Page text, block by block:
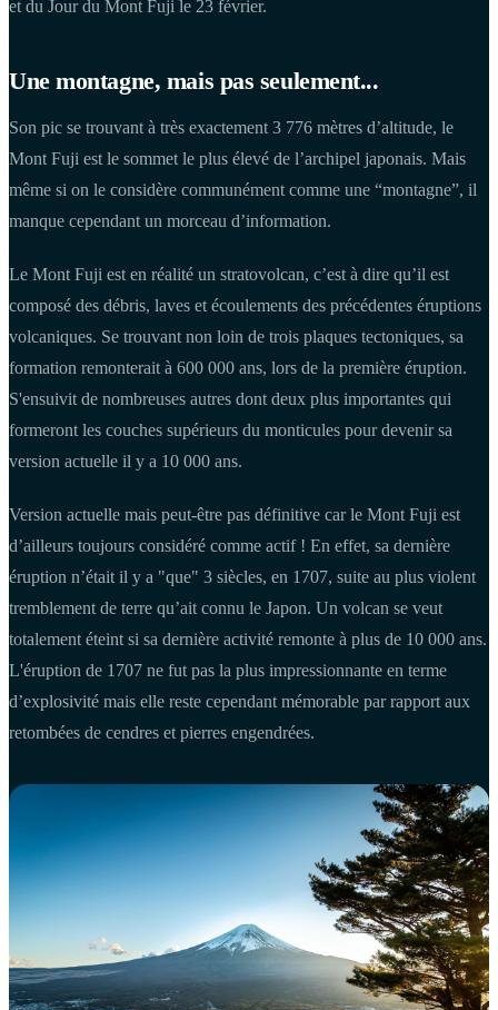
et du Jour du Mont Fuji le 23 février.
Une montagne, mais pas seulement...
Son pic se trouvant à très exactement 3 776 mètres d’altitude, le
Mont Fuji est le sommet le plus élevé de l’archipel japonais. Mais
même si on le considère communément comme une “montagne”, il
manque cependant un morceau d’information.
Le Mont Fuji est en réalité un stratovolcan, c’est à dire qu’il est
composé des débris, laves et écoulements des précédentes éruptions
volcaniques. Se trouvant non loin de trois plaques tectoniques, sa
formation remonterait à 600 000 ans, lors de la première éruption.
S'ensuivit de nombreuses autres dont deux plus importantes qui
formeront les couches supérieurs du monticules pour devenir sa
version actuelle il y a 10 000 ans.
Version actuelle mais peut-être pas définitive car le Mont Fuji est
d’ailleurs toujours considéré comme actif ! En effet, sa dernière
éruption n’était il y a "que" 3 siècles, en 1707, suite au plus violent
tremblement de terre qu’ait connu le Japon. Un volcan se veut
totalement éteint si sa dernière activité remonte à plus de 10 000 ans.
L'éruption de 1707 ne fut pas la plus impressionnante en terme
d’explosivité mais elle reste cependant mémorable par rapport aux
retombées de cendres et pierres engendrées.